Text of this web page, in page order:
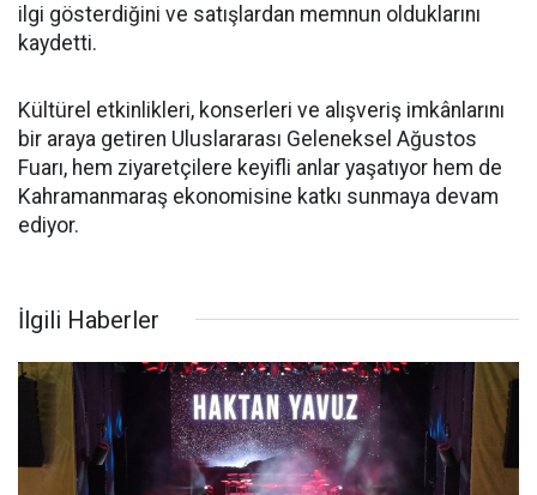
ilgi gösterdiğini ve satışlardan memnun olduklarını
kaydetti.
Kültürel etkinlikleri, konserleri ve alışveriş imkânlarını
bir araya getiren Uluslararası Geleneksel Ağustos
Fuarı, hem ziyaretçilere keyifli anlar yaşatıyor hem de
Kahramanmaraş ekonomisine katkı sunmaya devam
ediyor.
İlgili Haberler